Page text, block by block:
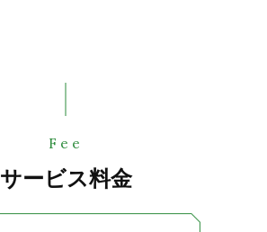
Fee
サービス料金